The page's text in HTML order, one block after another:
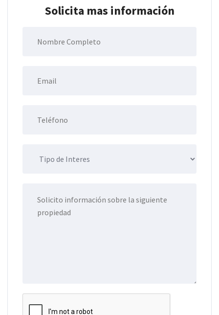
Solicita mas información